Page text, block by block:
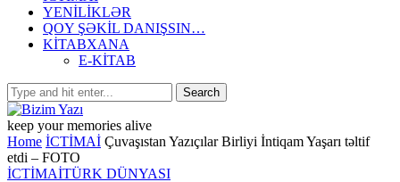
YENİLİKLƏR
QOY ŞƏKİL DANIŞSIN…
KİTABXANA
E-KİTAB
keep your memories alive
Home İCTİMAİ Çuvaşıstan Yazıçılar Birliyi İntiqam Yaşarı təltif
etdi – FOTO
İCTİMAİTÜRK DÜNYASI